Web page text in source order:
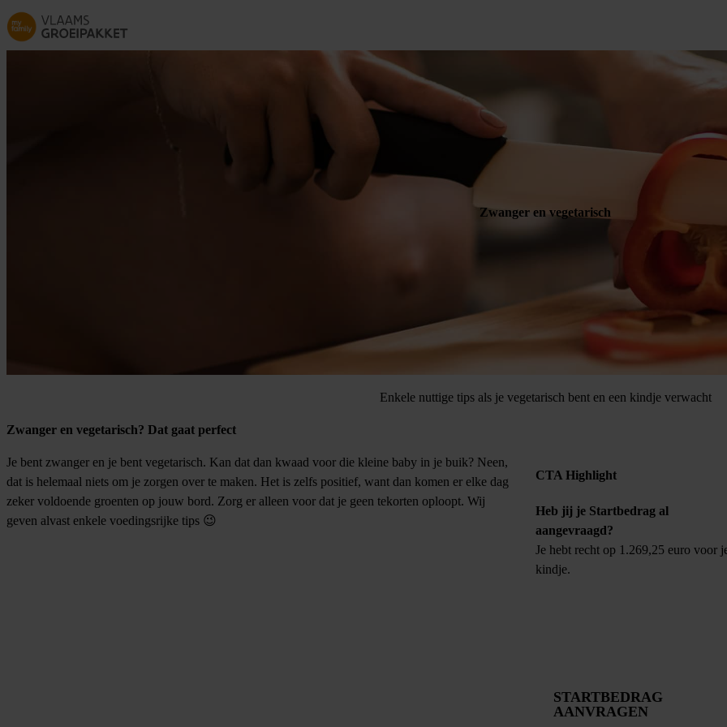
Skip to main content
Zwanger en vegetarisch
Enkele nuttige tips als je vegetarisch bent en een kindje verwacht
Zwanger en vegetarisch? Dat gaat perfect
Je bent zwanger en je bent vegetarisch. Kan dat dan kwaad voor die kleine baby in je buik? Neen,
dat is helemaal niets om je zorgen over te maken. Het is zelfs positief, want dan komen er elke dag
zeker voldoende groenten op jouw bord. Zorg er alleen voor dat je geen tekorten oploopt. Wij
geven alvast enkele voedingsrijke tips 😉
CTA Highlight
Heb jij je Startbedrag al
aangevraagd?
Je hebt recht op 1.269,25 euro voor
kindje.
STARTBEDRAG
AANVRAGEN